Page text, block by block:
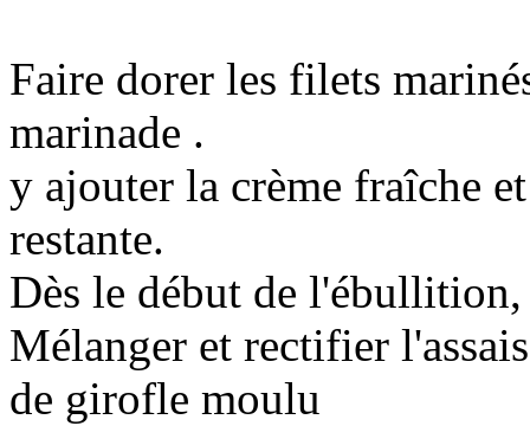
Faire dorer les filets
marinade .
y ajouter la crème fraîche
restante.
Dès le début de
Mélanger et rectifier
de girofle moulu